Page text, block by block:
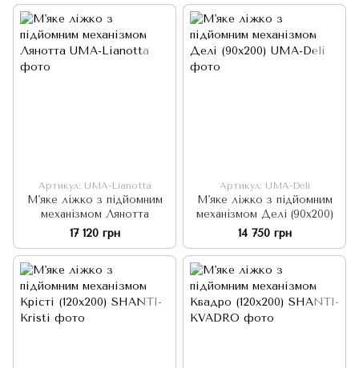
Артикул: UMA-Lianotta
М'яке ліжко з підйомним
механізмом Лянотта
17 120 грн
Артикул: UMA-Deli
М'яке ліжко з підйомним
механізмом Делі (90x200)
14 750 грн